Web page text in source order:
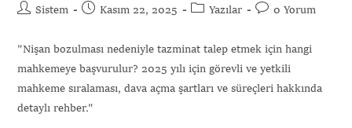
Sistem Kasım 22, 2025 Yazılar 0 Yorum
"Nişan bozulması nedeniyle tazminat talep etmek için hangi
mahkemeye başvurulur? 2025 yılı için görevli ve yetkili
mahkeme sıralaması, dava açma şartları ve süreçleri hakkında
detaylı rehber."